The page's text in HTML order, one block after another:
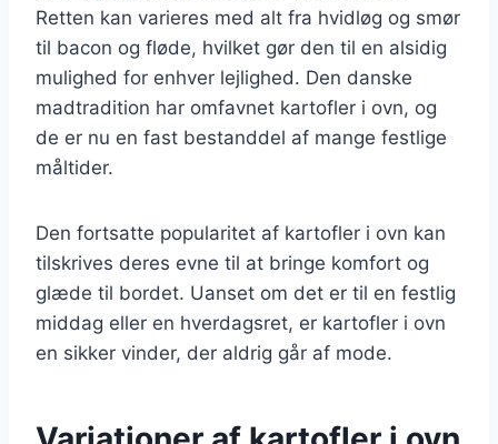
Retten kan varieres med alt fra hvidløg og smør
til bacon og fløde, hvilket gør den til en alsidig
mulighed for enhver lejlighed. Den danske
madtradition har omfavnet kartofler i ovn, og
de er nu en fast bestanddel af mange festlige
måltider.
Den fortsatte popularitet af kartofler i ovn kan
tilskrives deres evne til at bringe komfort og
glæde til bordet. Uanset om det er til en festlig
middag eller en hverdagsret, er kartofler i ovn
en sikker vinder, der aldrig går af mode.